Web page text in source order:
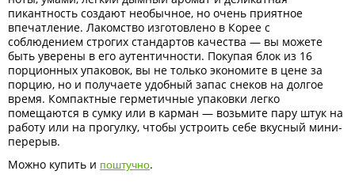
пикантность создают необычное, но очень приятное
впечатление. Лакомство изготовлено в Корее с
соблюдением строгих стандартов качества — вы можете
быть уверены в его аутентичности. Покупая блок из 16
порционных упаковок, вы не только экономите в цене за
порцию, но и получаете удобный запас снеков на долгое
время. Компактные герметичные упаковки легко
помещаются в сумку или в карман — возьмите пару штук на
работу или на прогулку, чтобы устроить себе вкусный мини-
перерыв.
Можно купить и поштучно.